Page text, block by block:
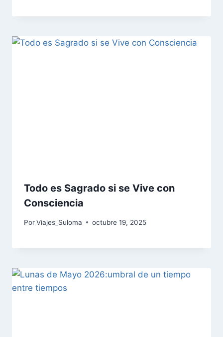
Todo es Sagrado si se Vive con
Consciencia
PorViajes_Suloma octubre 19, 2025